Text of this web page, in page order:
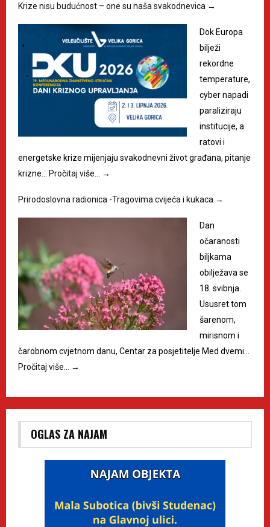
Krize nisu budućnost – one su naša svakodnevica →
Dok Europa
bilježi
rekordne
temperature,
cyber napadi
paraliziraju
institucije, a
ratovi i
energetske krize mijenjaju svakodnevni život građana, pitanje
krizne…
Pročitaj više… →
Prirodoslovna radionica -Tragovima cvijeća i kukaca →
Dan
očaranosti
biljkama
obilježava se
18. svibnja.
Ususret tom
šarenom,
mirisnom i
čarobnom cvjetnom danu, Centar za posjetitelje Med dvemi…
Pročitaj više…
→
OGLAS ZA NAJAM